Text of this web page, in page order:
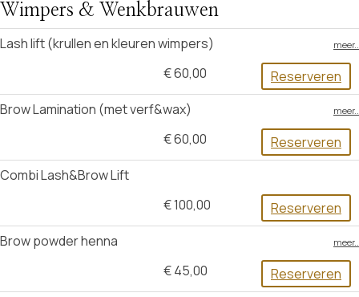
Wimpers & Wenkbrauwen
Lash lift (krullen en kleuren wimpers)
Reserveren
€ 60,00
meer..
Brow Lamination (met verf&wax)
Reserveren
€ 60,00
meer..
Combi Lash&Brow Lift
Reserveren
€ 100,00
Brow powder henna
Reserveren
€ 45,00
meer..